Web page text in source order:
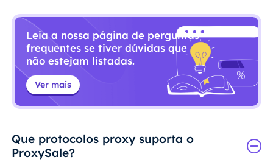
Leia a nossa página de perguntas
frequentes se tiver dúvidas que
não estejam listadas.
Ver mais
Que protocolos proxy suporta o
ProxySale?